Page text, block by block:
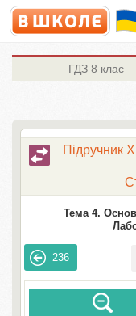
ГДЗ 8 клас
Підручник
Тема 4.
236